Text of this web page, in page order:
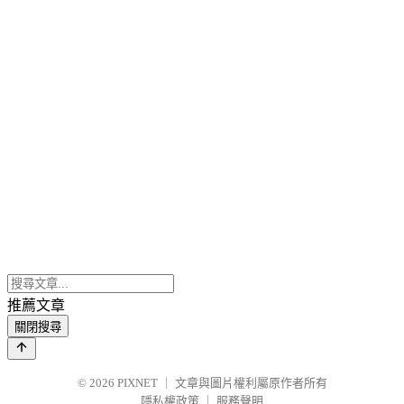
推薦文章
關閉搜尋
© 2026 PIXNET
文章與圖片權利屬原作者所有
隱私權政策
服務聲明